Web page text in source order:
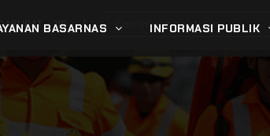
-115 |
BASARNAS INFORMASI PUBLIK